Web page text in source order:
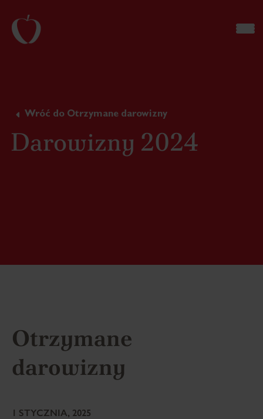
Wróć do Otrzymane darowizny
Darowizny 2024
Otrzymane
darowizny
1 STYCZNIA, 2025